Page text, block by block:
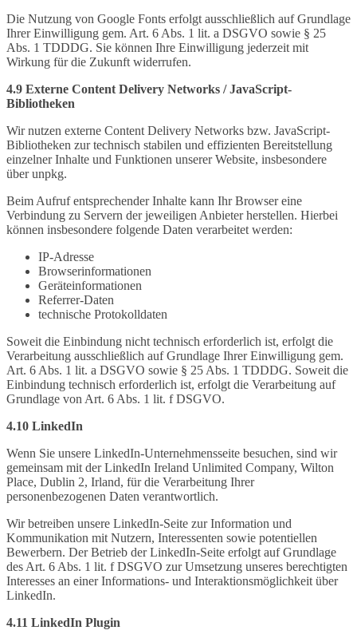
Die Nutzung von Google Fonts erfolgt ausschließlich auf Grundlage
Ihrer Einwilligung gem. Art. 6 Abs. 1 lit. a DSGVO sowie § 25
Abs. 1 TDDDG. Sie können Ihre Einwilligung jederzeit mit
Wirkung für die Zukunft widerrufen.
4.9 Externe Content Delivery Networks / JavaScript-
Bibliotheken
Wir nutzen externe Content Delivery Networks bzw. JavaScript-
Bibliotheken zur technisch stabilen und effizienten Bereitstellung
einzelner Inhalte und Funktionen unserer Website, insbesondere
über unpkg.
Beim Aufruf entsprechender Inhalte kann Ihr Browser eine
Verbindung zu Servern der jeweiligen Anbieter herstellen. Hierbei
können insbesondere folgende Daten verarbeitet werden:
IP-Adresse
Browserinformationen
Geräteinformationen
Referrer-Daten
technische Protokolldaten
Soweit die Einbindung nicht technisch erforderlich ist, erfolgt die
Verarbeitung ausschließlich auf Grundlage Ihrer Einwilligung gem.
Art. 6 Abs. 1 lit. a DSGVO sowie § 25 Abs. 1 TDDDG. Soweit die
Einbindung technisch erforderlich ist, erfolgt die Verarbeitung auf
Grundlage von Art. 6 Abs. 1 lit. f DSGVO.
4.10 LinkedIn
Wenn Sie unsere LinkedIn-Unternehmensseite besuchen, sind wir
gemeinsam mit der LinkedIn Ireland Unlimited Company, Wilton
Place, Dublin 2, Irland, für die Verarbeitung Ihrer
personenbezogenen Daten verantwortlich.
Wir betreiben unsere LinkedIn-Seite zur Information und
Kommunikation mit Nutzern, Interessenten sowie potentiellen
Bewerbern. Der Betrieb der LinkedIn-Seite erfolgt auf Grundlage
des Art. 6 Abs. 1 lit. f DSGVO zur Umsetzung unseres berechtigten
Interesses an einer Informations- und Interaktionsmöglichkeit über
LinkedIn.
4.11 LinkedIn Plugin